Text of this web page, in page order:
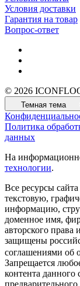
Условия доставки
Гарантия на товар
Вопрос-ответ
© 2026
Темная тема
Политика
данных
На
технологии.
Все ресурсы
текстовую,
информацию,
доменное имя,
авторского права
защищены
соглашениями об
Запрещается
контента данного